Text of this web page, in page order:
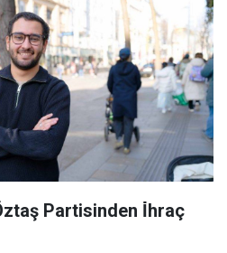
Partisinden İ̇hraç